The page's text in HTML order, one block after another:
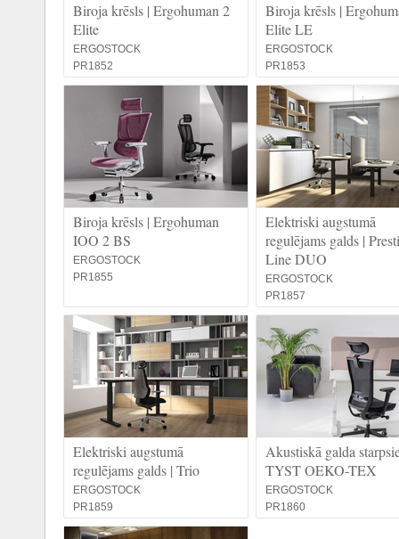
Biroja krēsls | Ergohuman 2
Elite
ERGOSTOCK
PR1852
Biroja krēsls |
Elite LE
ERGOSTOCK
PR1853
Biroja krēsls | Ergohuman
IOO 2 BS
ERGOSTOCK
PR1855
Elektriski augstumā
regulējams galds |
Line DUO
ERGOSTOCK
PR1857
Elektriski augstumā
regulējams galds | Trio
ERGOSTOCK
PR1859
Akustiskā galda
TYST OEKO-TEX
ERGOSTOCK
PR1860